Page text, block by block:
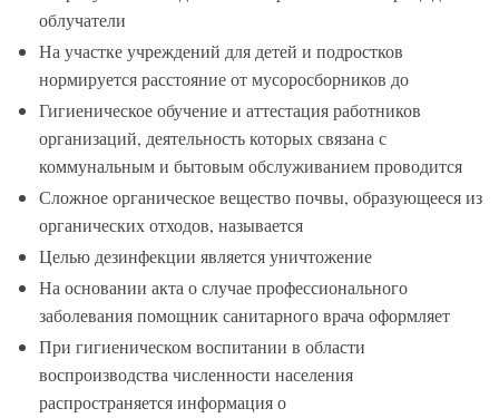
облучатели
На участке учреждений для детей и подростков
нормируется расстояние от мусоросборников до
Гигиеническое обучение и аттестация работников
организаций, деятельность которых связана с
коммунальным и бытовым обслуживанием проводится
Сложное органическое вещество почвы, образующееся из
органических отходов, называется
Целью дезинфекции является уничтожение
На основании акта о случае профессионального
заболевания помощник санитарного врача оформляет
При гигиеническом воспитании в области
воспроизводства численности населения
распространяется информация о